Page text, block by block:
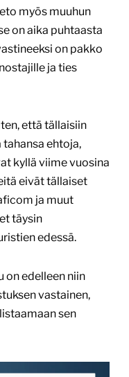
myös muuhun
on aika puhtaasta
on pakko
ja ties
että tällaisiin
ehtoja,
kyllä viime vuosina
eivät tällaiset
ja muut
täysin
edessä.
on edelleen niin
vastainen,
sen